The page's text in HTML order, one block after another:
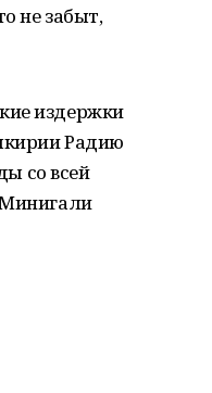
не забыт,
издержки
Радию
со всей
Минигали